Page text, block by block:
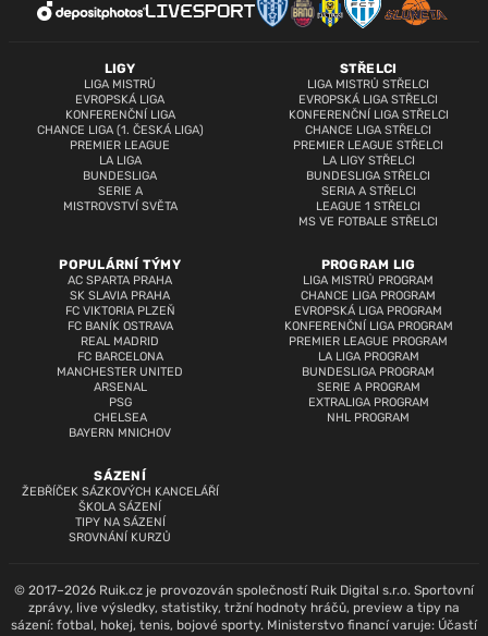
LIGY
LIGA MISTRŮ
EVROPSKÁ LIGA
KONFERENČNÍ LIGA
CHANCE LIGA (1. ČESKÁ LIGA)
PREMIER LEAGUE
LA LIGA
BUNDESLIGA
SERIE A
MISTROVSTVÍ SVĚTA
STŘELCI
LIGA MISTRŮ STŘELCI
EVROPSKÁ LIGA STŘELCI
KONFERENČNÍ LIGA STŘELCI
CHANCE LIGA STŘELCI
PREMIER LEAGUE STŘELCI
LA LIGY STŘELCI
BUNDESLIGA STŘELCI
SERIA A STŘELCI
LEAGUE 1 STŘELCI
MS VE FOTBALE STŘELCI
POPULÁRNÍ TÝMY
AC SPARTA PRAHA
SK SLAVIA PRAHA
FC VIKTORIA PLZEŇ
FC BANÍK OSTRAVA
REAL MADRID
FC BARCELONA
MANCHESTER UNITED
ARSENAL
PSG
CHELSEA
BAYERN MNICHOV
PROGRAM LIG
LIGA MISTRŮ PROGRAM
CHANCE LIGA PROGRAM
EVROPSKÁ LIGA PROGRAM
KONFERENČNÍ LIGA PROGRAM
PREMIER LEAGUE PROGRAM
LA LIGA PROGRAM
BUNDESLIGA PROGRAM
SERIE A PROGRAM
EXTRALIGA PROGRAM
NHL PROGRAM
SÁZENÍ
ŽEBŘÍČEK SÁZKOVÝCH KANCELÁŘÍ
ŠKOLA SÁZENÍ
TIPY NA SÁZENÍ
SROVNÁNÍ KURZŮ
© 2017–2026 Ruik.cz je provozován společností Ruik Digital s.r.o. Sportovní
zprávy, live výsledky, statistiky, tržní hodnoty hráčů, preview a tipy na
sázení: fotbal, hokej, tenis, bojové sporty. Ministerstvo financí varuje: Účastí